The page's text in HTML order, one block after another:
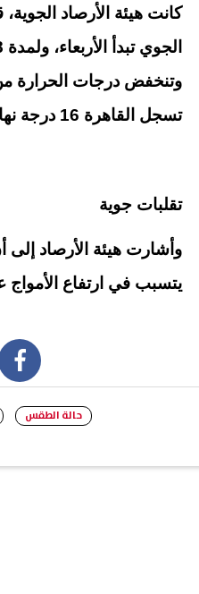
كانت هيئة الأرصاد
وتنخفض درجات الحرارة
تسجل القاهرة 16 درجة نهارا و10 درجات ليلا.
تقلبات جوية
وأشارت هيئة الأرصاد
يتسبب في ارتفاع الأمواج
حالة الطقس